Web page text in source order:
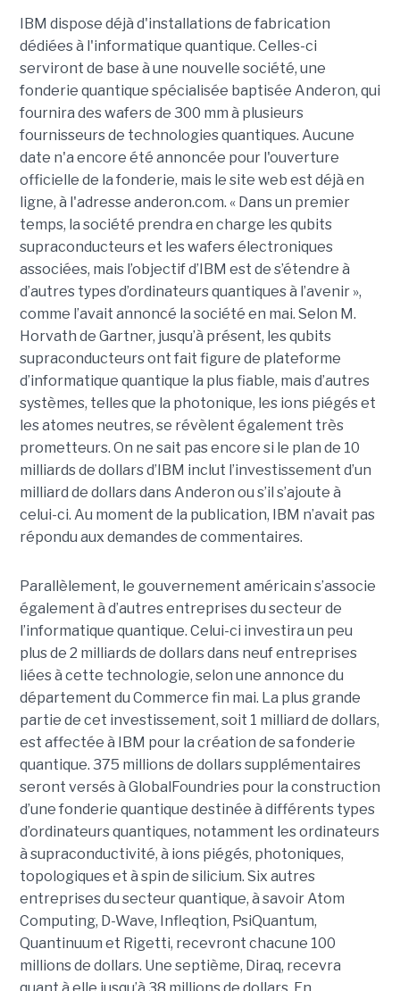
IBM dispose déjà d'installations de fabrication
dédiées à l'informatique quantique. Celles-ci
serviront de base à une nouvelle société, une
fonderie quantique spécialisée baptisée Anderon, qui
fournira des wafers de 300 mm à plusieurs
fournisseurs de technologies quantiques. Aucune
date n'a encore été annoncée pour l'ouverture
officielle de la fonderie, mais le site web est déjà en
ligne, à l'adresse anderon.com. « Dans un premier
temps, la société prendra en charge les qubits
supraconducteurs et les wafers électroniques
associées, mais l’objectif d’IBM est de s’étendre à
d’autres types d’ordinateurs quantiques à l’avenir »,
comme l’avait annoncé la société en mai. Selon M.
Horvath de Gartner, jusqu’à présent, les qubits
supraconducteurs ont fait figure de plateforme
d’informatique quantique la plus fiable, mais d’autres
systèmes, telles que la photonique, les ions piégés et
les atomes neutres, se révèlent également très
prometteurs. On ne sait pas encore si le plan de 10
milliards de dollars d’IBM inclut l’investissement d’un
milliard de dollars dans Anderon ou s’il s’ajoute à
celui-ci. Au moment de la publication, IBM n’avait pas
répondu aux demandes de commentaires.
Parallèlement, le gouvernement américain s’associe
également à d’autres entreprises du secteur de
l’informatique quantique. Celui-ci investira un peu
plus de 2 milliards de dollars dans neuf entreprises
liées à cette technologie, selon une annonce du
département du Commerce fin mai. La plus grande
partie de cet investissement, soit 1 milliard de dollars,
est affectée à IBM pour la création de sa fonderie
quantique. 375 millions de dollars supplémentaires
seront versés à GlobalFoundries pour la construction
d’une fonderie quantique destinée à différents types
d’ordinateurs quantiques, notamment les ordinateurs
à supraconductivité, à ions piégés, photoniques,
topologiques et à spin de silicium. Six autres
entreprises du secteur quantique, à savoir Atom
Computing, D-Wave, Infleqtion, PsiQuantum,
Quantinuum et Rigetti, recevront chacune 100
millions de dollars. Une septième, Diraq, recevra